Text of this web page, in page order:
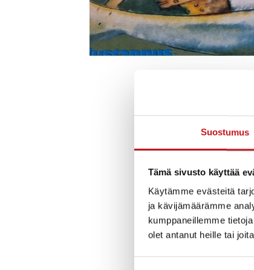
Suostumus
Tämä sivusto käyttää
Käytämme evästeitä
ja kävijämäärämme
kumppaneillemme
olet antanut heille tai